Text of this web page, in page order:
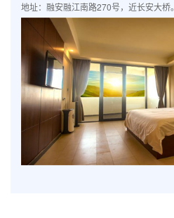
地址：融安融江南路270号，近长安大桥。